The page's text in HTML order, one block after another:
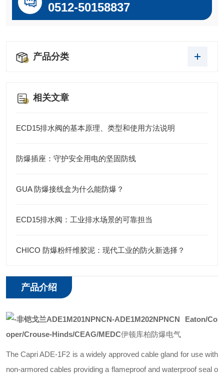
0512-50158837
产品分类
相关文章
ECD15排水阀的基本原理、类型和使用方法说明
防爆插座：守护安全用电的坚固防线
GUA 防爆接线盒为什么能防爆？
ECD15排水阀：工业排水场景的可靠担当
CHICO 防爆粉纤维胶泥：现代工业的防火新选择？
产品介绍
Eaton/Co
oper/Crouse-Hinds/CEAG/MEDC伊顿库柏防爆电气
The Capri ADE-1F2 is a widely approved cable gland for use with
non-armored cables providing a flameproof and waterproof seal o